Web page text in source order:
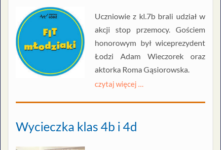
Uczniowie z kl.7b brali udział w
akcji stop przemocy. Gościem
honorowym był wiceprezydent
Łodzi Adam Wieczorek oraz
aktorka Roma Gąsiorowska.
czytaj więcej …
Wycieczka klas 4b i 4d